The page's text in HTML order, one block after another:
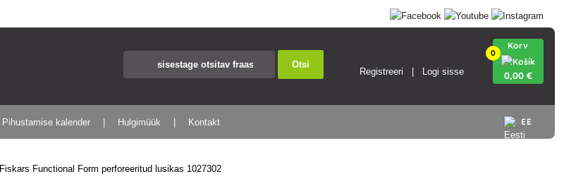
Otsi
Registreeri Logi sisse
0
Korv
0,00 €
EE
Pihustamise kalender Hulgimüük Kontakt
Fiskars Functional Form perforeeritud lusikas 1027302